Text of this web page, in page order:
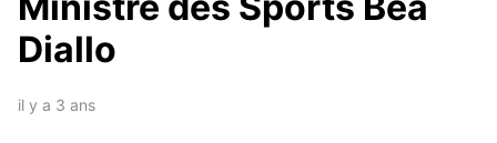
Diallo
il y a 3 ans